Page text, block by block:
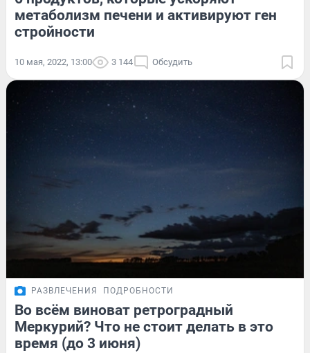
метаболизм печени и активируют ген
стройности
10 мая, 2022, 13:00 3 144 Обсудить
РАЗВЛЕЧЕНИЯ ПОДРОБНОСТИ
Во всём виноват ретроградный
Меркурий? Что не стоит делать в это
время (до 3 июня)